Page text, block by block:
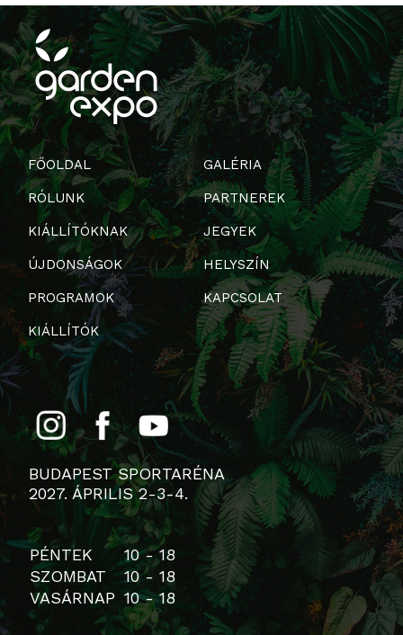
FŐOLDAL
RÓLUNK
KIÁLLÍTÓKNAK
ÚJDONSÁGOK
PROGRAMOK
KIÁLLÍTÓK
GALÉRIA
PARTNEREK
JEGYEK
HELYSZÍN
KAPCSOLAT
BUDAPEST SPORTARÉNA
2027. ÁPRILIS 2-3-4.
PÉNTEK
10 - 18
SZOMBAT
10 - 18
VASÁRNAP 10 - 18